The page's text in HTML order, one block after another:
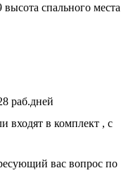
спального места
раб.дней
входят в комплект , с
вас вопрос по